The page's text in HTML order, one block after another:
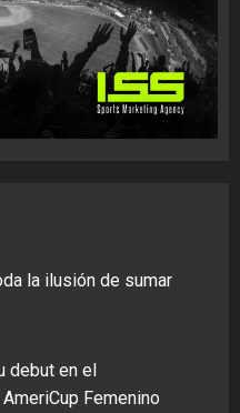
la ilusión de sumar
debut en el
Femenino